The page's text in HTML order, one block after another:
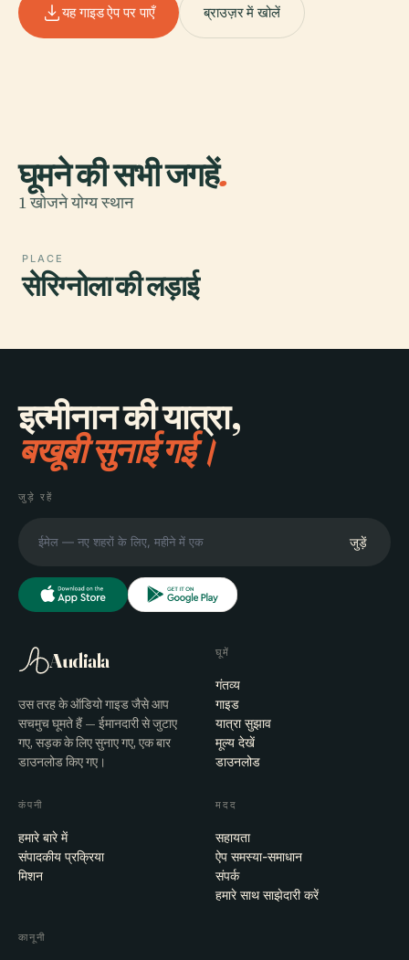
यह गाइड ऐप पर पाएँ ब्राउज़र में खोलें
घूमने की सभी जगहें.
1 खोजने योग्य स्थान
PLACE
सेरिग्नोला की लड़ाई
इत्मीनान की यात्रा,
बखूबी सुनाई गई।
जुड़े रहें
जुड़ें
Audiala
उस तरह के ऑडियो गाइड जैसे आप
सचमुच घूमते हैं — ईमानदारी से जुटाए
गए, सड़क के लिए सुनाए गए, एक बार
डाउनलोड किए गए।
घूमें
गंतव्य
गाइड
यात्रा सुझाव
मूल्य देखें
डाउनलोड
कंपनी
हमारे बारे में
संपादकीय प्रक्रिया
मिशन
मदद
सहायता
ऐप समस्या-समाधान
संपर्क
हमारे साथ साझेदारी करें
कानूनी